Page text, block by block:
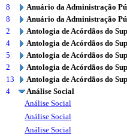
8
Anuário da Administração
8
Anuário da Administração
2
Antologia de Acórdãos do
4
Antologia de Acórdãos do
5
Antologia de Acórdãos do
2
Antologia de Acórdãos do
13
Antologia de Acórdãos do
4
Análise Social
Análise Social
Análise Social
Análise Social